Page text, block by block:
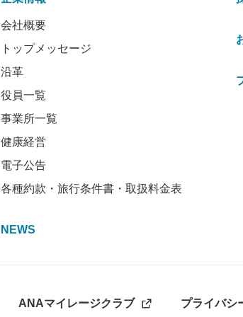
会社概要
トップメッセージ
沿革
役員一覧
事業所一覧
健康経営
電子公告
各種約款・旅行条件書・取扱料金表
NEWS
ANAマイレージクラブ プライバシ